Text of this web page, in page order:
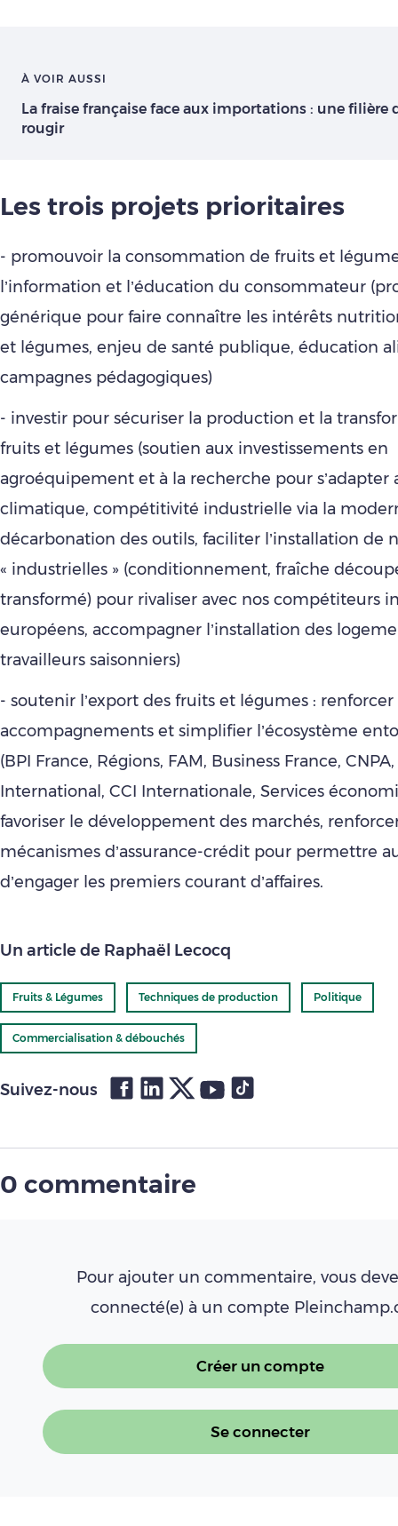
À VOIR AUSSI
La fraise française face aux importations : une filière
rougir
Les trois projets prioritaires
- promouvoir la consommation de fruits et
l’information et l’éducation du consommateur
générique pour faire connaître les intérêts
et légumes, enjeu de santé publique, éducation
campagnes pédagogiques)
- investir pour sécuriser la production et la
fruits et légumes (soutien aux investissements en
agroéquipement et à la recherche pour
climatique, compétitivité industrielle via la
décarbonation des outils, faciliter l’installation de
« industrielles » (conditionnement, fraîche
transformé) pour rivaliser avec nos compétiteurs
européens, accompagner l’installation des
travailleurs saisonniers)
- soutenir l’export des fruits et légumes : renforcer
accompagnements et simplifier l’écosystème
(BPI France, Régions, FAM, Business France,
International, CCI Internationale, Services
favoriser le développement des marchés,
mécanismes d’assurance-crédit pour permettre
d’engager les premiers courant d’affaires.
Un article de Raphaël Lecocq
Fruits & Légumes Techniques de production Politique
Commercialisation & débouchés
Suivez-nous
0 commentaire
Pour ajouter un commentaire, vous
connecté(e) à un compte
Créer un compte
Se connecter